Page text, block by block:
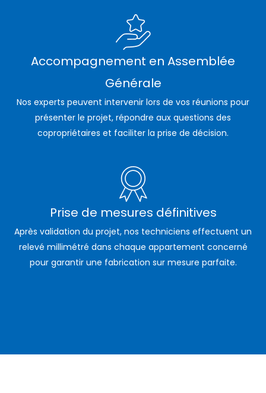
Accompagnement en Assemblée
Générale
Nos experts peuvent intervenir lors de vos réunions pour
présenter le projet, répondre aux questions des
copropriétaires et faciliter la prise de décision.
Prise de mesures définitives
Après validation du projet, nos techniciens effectuent un
relevé millimétré dans chaque appartement concerné
pour garantir une fabrication sur mesure parfaite.